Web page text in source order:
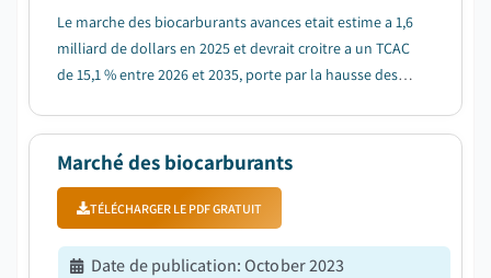
Le marche des biocarburants avances etait estime a 1,6
milliard de dollars en 2025 et devrait croitre a un TCAC
de 15,1 % entre 2026 et 2035, porte par la hausse des
Marché des biocarburants
TÉLÉCHARGER LE PDF GRATUIT
Date de publication:October 2023